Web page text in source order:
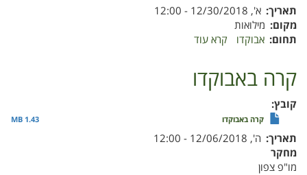
תאריך א', 12/30/2018 - 12:00
מקום מילואות
תחום אבוקדו קרא עוד
קרה באבוקדו
קובץ
קרה באבוקדו 1.43 MB
תאריך ה', 12/06/2018 - 12:00
מחקר
מו"פ צפון